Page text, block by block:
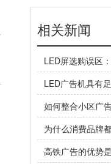
相关新闻
LED屏选购误区
为什么消费品牌
高铁广告的优势